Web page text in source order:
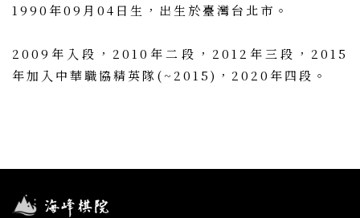
1990年09月04日生，出生於臺灣台北市。
2009年入段，2010年二段，2012年三段，2015
年加入中華職協精英隊(~2015)，2020年四段。